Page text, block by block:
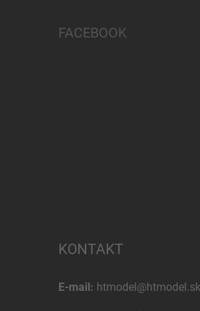
FACEBOOK
KONTAKT
E-mail: htmodel@htmodel.sk